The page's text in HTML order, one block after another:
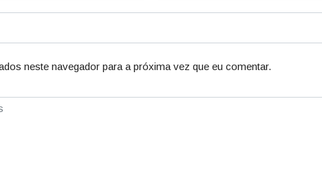
neste navegador para a próxima vez que eu comentar.